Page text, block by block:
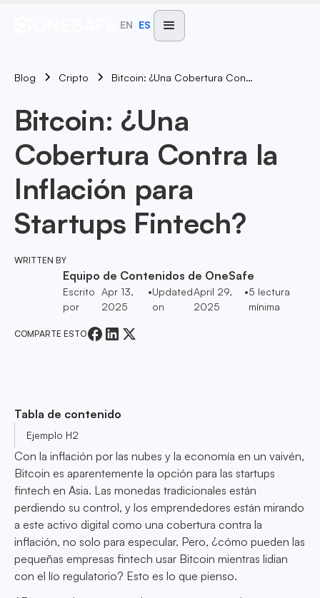
EN ES
Blog Cripto Bitcoin: ¿Una Cobertura Contra La Inflación Para Startups Fintech?
Bitcoin: ¿Una
Cobertura Contra la
Inflación para
Startups Fintech?
WRITTEN BY
Equipo de Contenidos de OneSafe
Escrito
por
Apr 13,
2025
•Updated
on
April 29,
2025
•5 lectura
mínima
COMPARTE ESTO
Tabla de contenido
Ejemplo H2
Con la inflación por las nubes y la economía en un vaivén,
Bitcoin es aparentemente la opción para las startups
fintech en Asia. Las monedas tradicionales están
perdiendo su control, y los emprendedores están mirando
a este activo digital como una cobertura contra la
inflación, no solo para especular. Pero, ¿cómo pueden las
pequeñas empresas fintech usar Bitcoin mientras lidian
con el lío regulatorio? Esto es lo que pienso.